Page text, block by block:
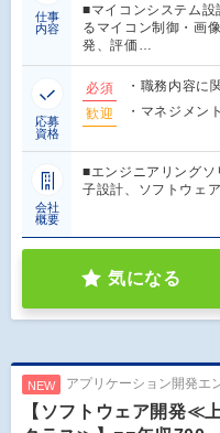
仕事
内容
■マイコンシステム
るマイコン制御・画
発、評価…
応募
資格
必須
・職務内容に
歓迎
・マネジメン
会社
概要
■エンジニアリング
子設計、ソフトウェ
気になる
NEW アプリケーション開発エ
【ソフトウェア開発≪